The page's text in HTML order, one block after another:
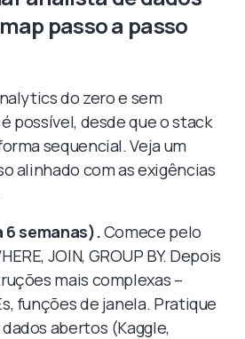
passo a passo
do zero e sem
possível, desde que o stack
sequencial. Veja um
alinhado com as exigências
6 semanas).Comece pelo
JOIN, GROUP BY. Depois
mais complexas –
funções de janela. Pratique
abertos (Kaggle,